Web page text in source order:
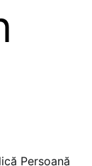
Persoană